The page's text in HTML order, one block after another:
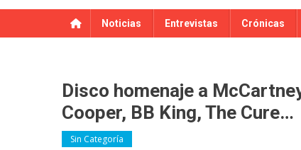
Noticias Entrevistas Crónicas
Disco homenaje a
Cooper, BB King, The Cure…
Sin Categoría